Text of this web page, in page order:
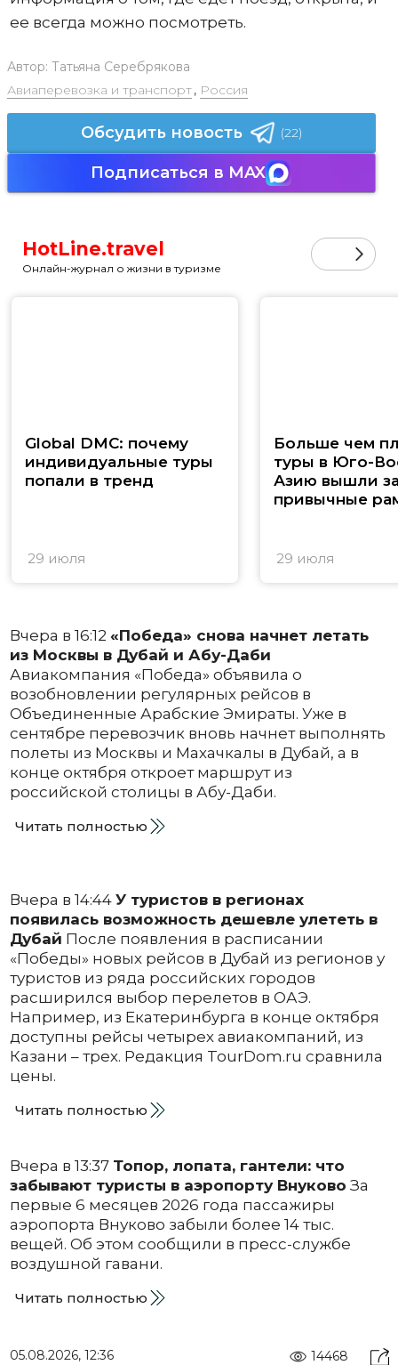
ее всегда можно посмотреть.
Автор: Татьяна Серебрякова
Авиаперевозка и транспорт, Россия
Обсудить новость (22)
Подписаться в MAX
HotLine.travel
Онлайн-журнал о жизни в туризме
Global DMC: почему
индивидуальные туры
попали в тренд
29 июля
Больше чем
туры в Юго-
Азию вышли
привычные
29 июля
Вчера в 16:12 «Победа» снова начнет летать
из Москвы в Дубай и Абу-Даби
Авиакомпания «Победа» объявила о
возобновлении регулярных рейсов в
Объединенные Арабские Эмираты. Уже в
сентябре перевозчик вновь начнет выполнять
полеты из Москвы и Махачкалы в Дубай, а в
конце октября откроет маршрут из
российской столицы в Абу-Даби.
Читать полностью
Вчера в 14:44 У туристов в регионах
появилась возможность дешевле улететь в
Дубай После появления в расписании
«Победы» новых рейсов в Дубай из регионов у
туристов из ряда российских городов
расширился выбор перелетов в ОАЭ.
Например, из Екатеринбурга в конце октября
доступны рейсы четырех авиакомпаний, из
Казани – трех. Редакция TourDom.ru сравнила
цены.
Читать полностью
Вчера в 13:37 Топор, лопата, гантели: что
забывают туристы в аэропорту Внуково За
первые 6 месяцев 2026 года пассажиры
аэропорта Внуково забыли более 14 тыс.
вещей. Об этом сообщили в пресс-службе
воздушной гавани.
Читать полностью
05.08.2026, 12:36 14468